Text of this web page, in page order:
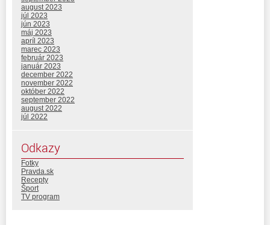
august 2023
júl 2023
jún 2023
máj 2023
apríl 2023
marec 2023
február 2023
január 2023
december 2022
november 2022
október 2022
september 2022
august 2022
júl 2022
Odkazy
Fotky
Pravda.sk
Recepty
Šport
TV program